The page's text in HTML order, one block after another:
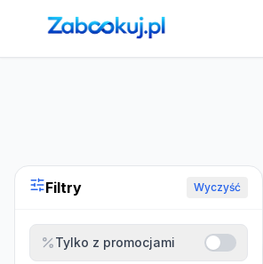
Strona główna ›Noclegi
Filtry Wyczyść
Tylko z promocjami